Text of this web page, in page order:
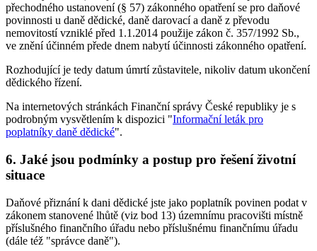
přechodného ustanovení (§ 57) zákonného opatření se pro daňové
povinnosti u daně dědické, daně darovací a daně z převodu
nemovitostí vzniklé před 1.1.2014 použije zákon č. 357/1992 Sb.,
ve znění účinném přede dnem nabytí účinnosti zákonného opatření.
Rozhodující je tedy datum úmrtí zůstavitele, nikoliv datum ukončení
dědického řízení.
Na internetových stránkách Finanční správy České republiky je s
podrobným vysvětlením k dispozici "Informační leták pro
poplatníky daně dědické".
6. Jaké jsou podmínky a postup pro řešení životní
situace
Daňové přiznání k dani dědické jste jako poplatník povinen podat v
zákonem stanovené lhůtě (viz bod 13) územnímu pracovišti místně
příslušného finančního úřadu nebo příslušnému finančnímu úřadu
(dále též "správce daně").